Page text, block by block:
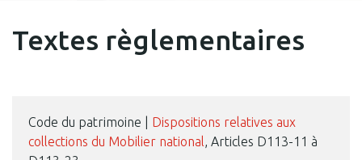
Textes règlementaires
Code du patrimoine | Dispositions relatives aux
collections du Mobilier national, Articles D113-11 à